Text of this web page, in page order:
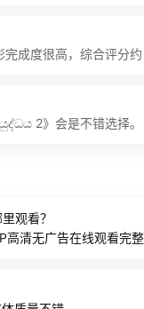
成度很高，综合评分约
2》会是不错选择。
观看？
清无广告在线观看完整